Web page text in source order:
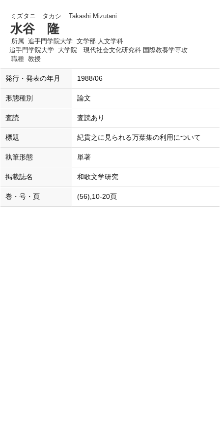
ミズタニ タカシ Takashi Mizutani
水谷 隆
所属 追手門学院大学 文学部 人文学科
追手門学院大学 大学院 現代社会文化研究科 国際教養学専攻
職種 教授
発行・発表の年月 1988/06
形態種別 論文
査読 査読あり
標題 紀貫之に見られる万葉集の利用について
執筆形態 単著
掲載誌名 和歌文学研究
巻・号・頁 (56),10-20頁